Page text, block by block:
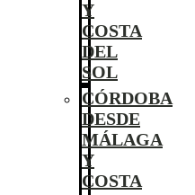
Y
COSTA
DEL
SOL
CÓRDOBA
DESDE
MÁLAGA
Y
COSTA